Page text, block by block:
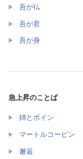
吾が仏
吾が君
吾が身
急上昇のことば
姉とボイン
マートルコービン
邂逅